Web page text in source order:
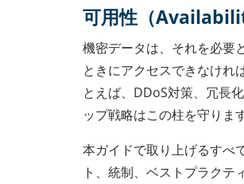
可用性（
機密データは、それを必要
ときにアクセスできなけれ
とえば、DDoS対策、冗長
ップ戦略はこの柱を守ります
本ガイドで取り上げるすべ
ト、統制、ベストプラクテ